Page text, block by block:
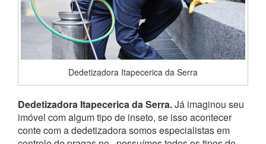
Dedetizadora Itapecerica da Serra
Dedetizadora Itapecerica da Serra.Já imaginou seu
imóvel com algum tipo de inseto, se isso acontecer
conte com a dedetizadora somos especialistas em